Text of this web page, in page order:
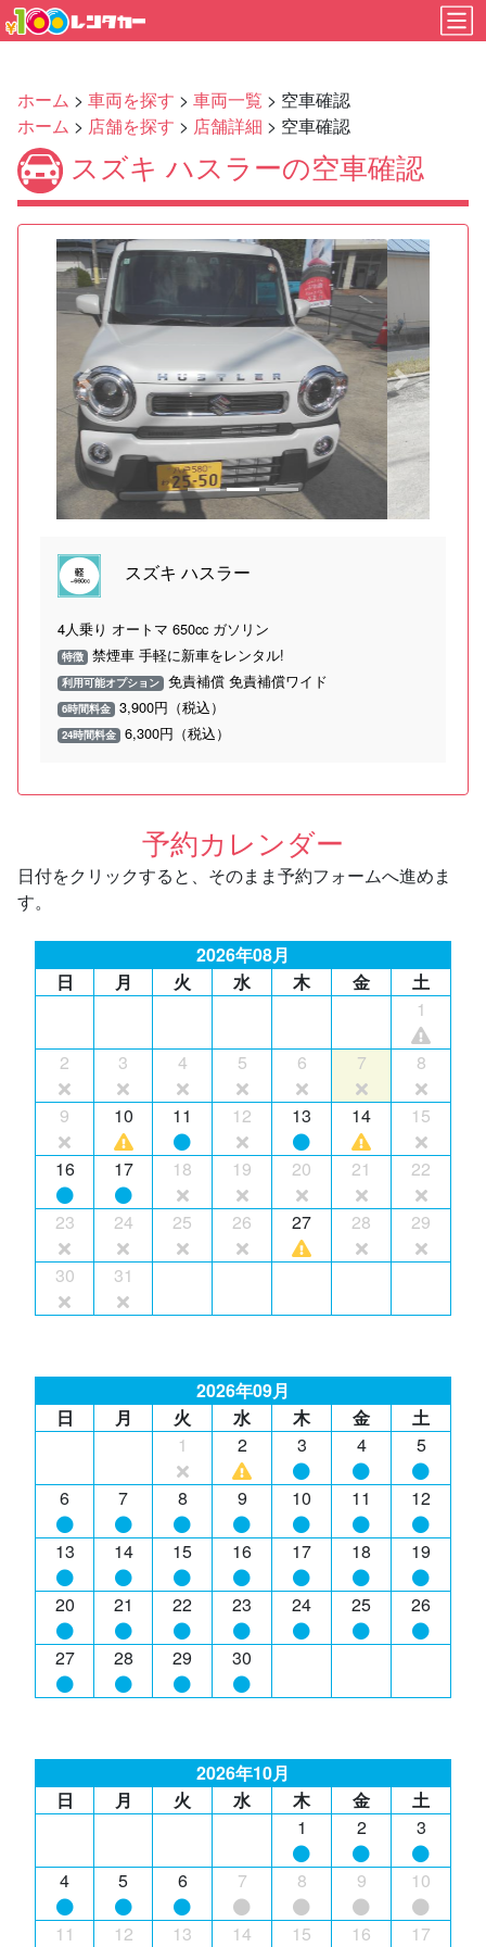
ホーム > 車両を探す > 車両一覧 > 空車確認
ホーム > 店舗を探す > 店舗詳細 > 空車確認
スズキ ハスラーの空車確認
Previous Next
スズキ ハスラー
4人乗り オートマ 650cc ガソリン
特徴 禁煙車 手軽に新車をレンタル!
利用可能オプション 免責補償 免責補償ワイド
6時間料金 3,900円（税込）
24時間料金 6,300円（税込）
予約カレンダー
日付をクリックすると、そのまま予約フォームへ進めま
す。
2026年08月
日
月 火 水 木 金
土
1
2 3 4 5 6 7 8
9 10 11 12 13 14 15
16 17 18 19 20 21 22
23 24 25 26 27 28 29
30 31
2026年09月
日
月 火 水 木 金
土
1
2 3 4 5
6 7 8 9 10 11 12
13 14 15 16 17 18 19
20 21 22 23 24 25 26
27 28 29 30
2026年10月
日
月 火 水 木 金
土
1
2 3
4 5 6 7 8 9 10
11 12 13 14 15 16 17